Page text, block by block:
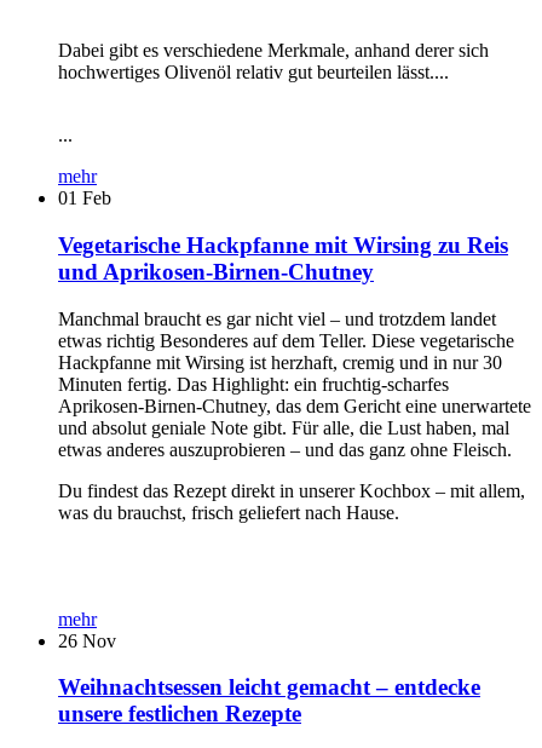
Dabei gibt es verschiedene Merkmale, anhand derer sich
hochwertiges Olivenöl relativ gut beurteilen lässt....
...
mehr
01 Feb
Vegetarische Hackpfanne mit Wirsing zu Reis
und Aprikosen-Birnen-Chutney
Manchmal braucht es gar nicht viel – und trotzdem landet
etwas richtig Besonderes auf dem Teller. Diese vegetarische
Hackpfanne mit Wirsing ist herzhaft, cremig und in nur 30
Minuten fertig. Das Highlight: ein fruchtig-scharfes
Aprikosen-Birnen-Chutney, das dem Gericht eine unerwartete
und absolut geniale Note gibt. Für alle, die Lust haben, mal
etwas anderes auszuprobieren – und das ganz ohne Fleisch.
Du findest das Rezept direkt in unserer Kochbox – mit allem,
was du brauchst, frisch geliefert nach Hause.
mehr
26 Nov
Weihnachtsessen leicht gemacht – entdecke
unsere festlichen Rezepte